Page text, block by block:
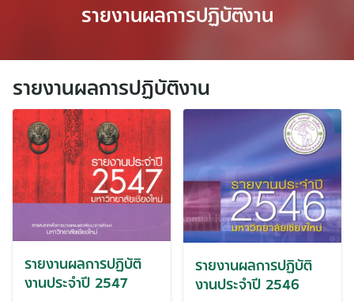
รายงานผลการปฏิบัติงาน
รายงานผลการปฏิบัติงาน
รายงานผลการปฏิบัติ
งานประจำปี 2547
รายงานผลการปฏิบัติ
งานประจำปี 2546